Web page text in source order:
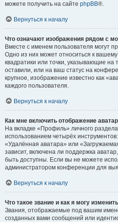
можете получить на сайте phpBB®.
Вернуться к началу
Что означают изображения рядом с
Вместе с именем пользователя могут
Одно из них может относиться к
квадратики или точки, указывающие на
оставили, или на ваш статус на
крупное, изображение известно как
каждого пользователя.
Вернуться к началу
Как мне включить отображение
На вкладке «Профиль» личного
использованием четырёх
«Удалённая аватара» или
зависит, включена ли поддержка
быть доступны. Если вы не можете
администратором конференции для
Вернуться к началу
Что такое звание и как я могу
Звания, отображаемые под вашим
созданных вами сообщений или